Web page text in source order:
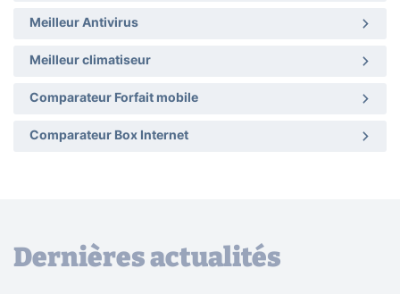
Meilleur Antivirus
Meilleur climatiseur
Comparateur Forfait mobile
Comparateur Box Internet
Dernières actualités